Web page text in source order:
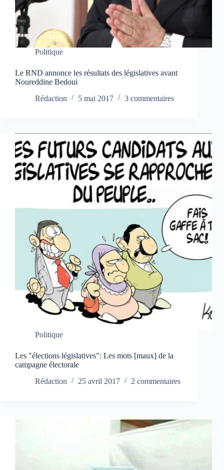
Politique
Le RND annonce les résultats des législatives avant
Noureddine Bedoui
Rédaction
5 mai 2017 3 commentaires
Politique
Les "élections législatives": Les mots [maux] de la
campagne électorale
Rédaction
25 avril 2017 2 commentaires